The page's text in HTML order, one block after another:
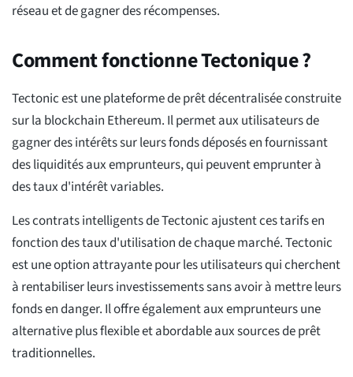
réseau et de gagner des récompenses.
Comment fonctionne Tectonique ?
Tectonic est une plateforme de prêt décentralisée construite
sur la blockchain Ethereum. Il permet aux utilisateurs de
gagner des intérêts sur leurs fonds déposés en fournissant
des liquidités aux emprunteurs, qui peuvent emprunter à
des taux d'intérêt variables.
Les contrats intelligents de Tectonic ajustent ces tarifs en
fonction des taux d'utilisation de chaque marché. Tectonic
est une option attrayante pour les utilisateurs qui cherchent
à rentabiliser leurs investissements sans avoir à mettre leurs
fonds en danger. Il offre également aux emprunteurs une
alternative plus flexible et abordable aux sources de prêt
traditionnelles.